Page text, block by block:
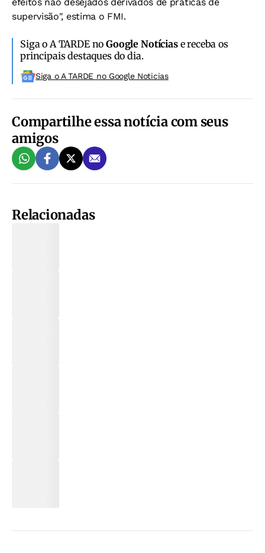
supervisão", estima o FMI.
Siga o A TARDE noGoogle Notíciase receba os
principais destaques do dia.
Siga o A TARDE no Google Noticias
Compartilhe essa notícia com seus
amigos
Relacionadas